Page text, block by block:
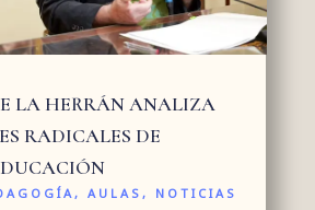
LA HERRÁN ANALIZA
RADICALES DE
, AULAS, NOTICIAS